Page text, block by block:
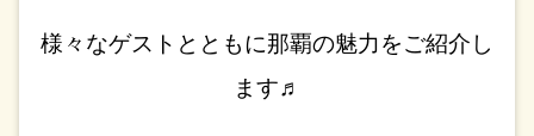
様々なゲストとともに那覇の魅力をご紹介し
ます♬